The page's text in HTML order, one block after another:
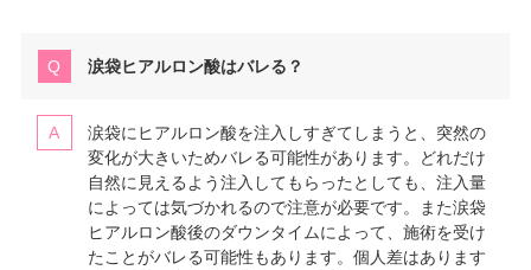
涙袋ヒアルロン酸はバレる？
涙袋にヒアルロン酸を注入しすぎてしまうと、突然の
変化が大きいためバレる可能性があります。どれだけ
自然に見えるよう注入してもらったとしても、注入量
によっては気づかれるので注意が必要です。また涙袋
ヒアルロン酸後のダウンタイムによって、施術を受け
たことがバレる可能性もあります。個人差はあります